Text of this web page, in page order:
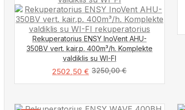
Rekuperatorius ENSY InoVent AHU-
350BV vert. kair.p. 400m³/h. Komplekte
valdiklis su WI-FI
2502,50 € 3250,00€